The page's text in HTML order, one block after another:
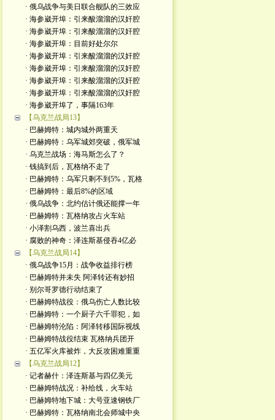
· 俄乌战争与美日联合舰队的三效应
· 海参崴开埠：引来酸溜溜的汉奸腔
· 海参崴开埠：引来酸溜溜的汉奸腔
· 海参崴开埠：目前好处尔尔
· 海参崴开埠：引来酸溜溜的汉奸腔
· 海参崴开埠：引来酸溜溜的汉奸腔
· 海参崴开埠：引来酸溜溜的汉奸腔
· 海参崴开埠：引来酸溜溜的汉奸腔
· 海参崴开埠了，事隔163年
【乌克兰战局13】
· 巴赫姆特：城内城外两重天
· 巴赫姆特：乌军城郊突破，俄军城
· 乌克兰战场：海马斯怎么了？
· 钱搞到后，瓦格纳不走了
· 巴赫姆特：乌军只剩不到5%，瓦格
· 巴赫姆特：最后8%的区域
· 俄乌战争：北约估计俄还能撑一年
· 巴赫姆特：瓦格纳攻占火车站
· 小泽割乌西，波兰喜出兵
· 腐败的神奇：泽连斯基侵吞4亿必
【乌克兰战局14】
· 俄乌战争15月：战争收益排行榜
· 巴赫姆特并未失 阿泽转还有妙招
· 别尔哥罗德行动结束了
· 巴赫姆特战役：俄乌伤亡人数比较
· 巴赫姆特：一个厨子六千罪犯，如
· 巴赫姆特沦陷：阿泽转移国际视线
· 巴赫姆特战役结束 瓦格纳兵团开
· 五亿军火库被炸，大反攻困难重重
【乌克兰战局12】
· 记者赫什：泽连斯基与四亿美元
· 巴赫姆特战况：补给线，火车站
· 巴赫姆特地下城：大号亚速钢铁厂
· 巴赫姆特：瓦格纳南北会师城中央